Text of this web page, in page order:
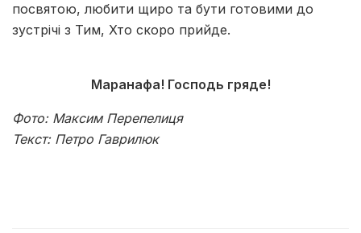
посвятою, любити щиро та бути готовими до
зустрічі з Тим, Хто скоро прийде.
Маранафа! Господь гряде!
Фото: Максим Перепелиця
Текст: Петро Гаврилюк